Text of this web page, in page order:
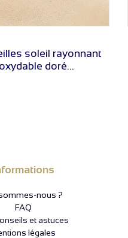
soleil rayonnant
doré...
nous ?
FAQ
et astuces
légales